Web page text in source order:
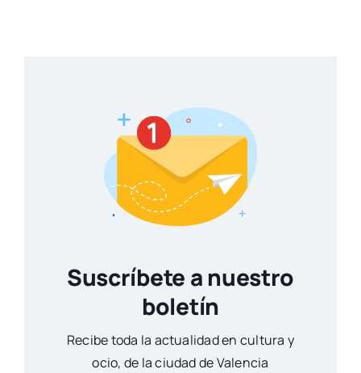
Suscríbete a nuestro
boletín
Reci­be toda la actua­li­dad en cul­tu­ra y
ocio, de la ciu­dad de Valen­cia